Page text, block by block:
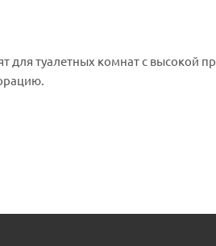
для туалетных комнат с высокой